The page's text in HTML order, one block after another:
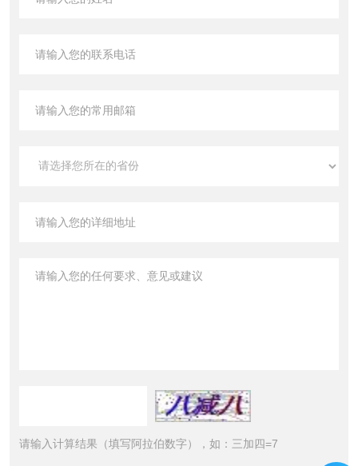
请输入计算结果（填写阿拉伯数字），如：三加四=7